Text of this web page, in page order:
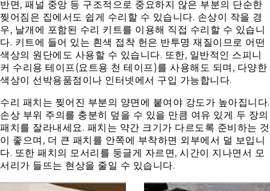
반면, 패널 중앙 등 구조적으로 중요하지 않은 부분의 단순한
찢어짐은 집에서도 쉽게 수리할 수 있습니다. 손상이 작을 경
우, 날개에 포함된 수리 키트를 이용해 직접 수리할 수 있습니
다. 키트에 들어 있는 흰색 접착 헌은 반투명 재질이므로 어떤
색상의 원단에도 사용할 수 있습니다. 또한, 일반적인 스피니
커 수리용 테이프(요트용 천 테이프)를 사용해도 되며, 다양한
색상이 선박용품점이나 인터넷에서 구입 가능합니다.
수리 패치는 찢어진 부분의 양면에 붙여야 강도가 높아집니다.
손상 부위 주의를 충분히 덮을 수 있을 만큼 여유 있게 두 장의
패치를 잘라내세요. 패치는 약간 크기가 다르도록 준비하는 것
이 좋으며, 더 큰 패치를 안쪽에 부착하면 외부에서 덜 보입니
다. 또한 패치의 모서리를 둥글게 자르면, 시간이 지나면서 모
서리가 들뜨는 현상을 줄일 수 있습니다.